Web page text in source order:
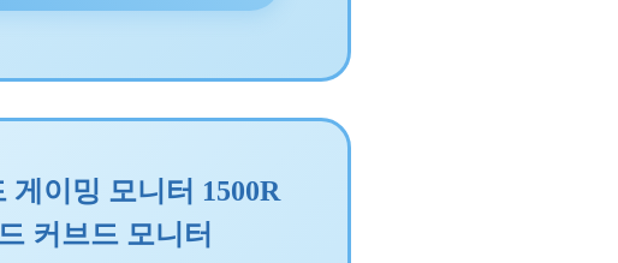
게이밍 모니터 1500R
커브드 모니터